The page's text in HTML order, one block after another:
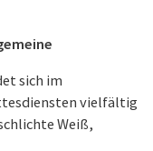
sich im
vielfältig
Weiß,